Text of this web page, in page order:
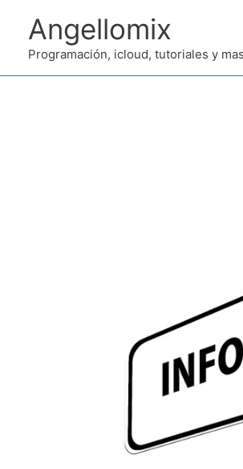
contenido
Angellomix
Programación, icloud, tutoriales y